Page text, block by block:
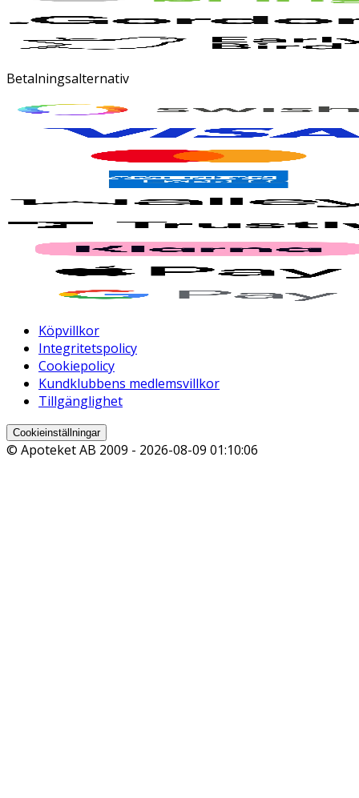
Betalningsalternativ
Köpvillkor
Integritetspolicy
Cookiepolicy
Kundklubbens medlemsvillkor
Tillgänglighet
Cookieinställningar
© Apoteket AB 2009 - 2026-08-09 01:10:06